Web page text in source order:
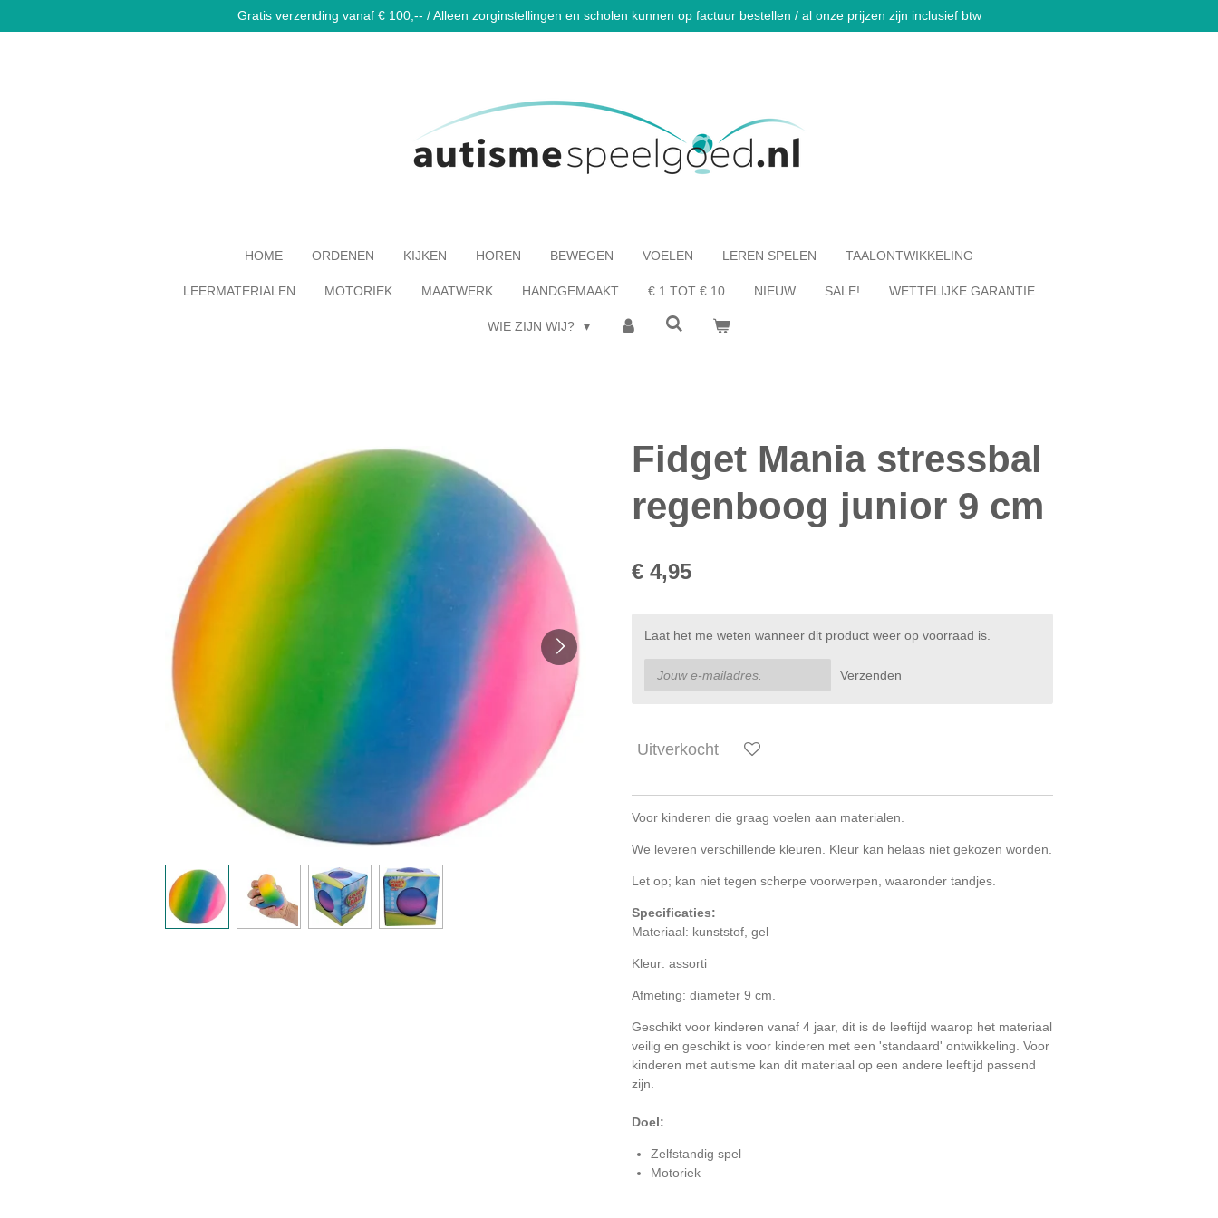
direct
Gratis verzending vanaf € 100,-- / Alleen zorginstellingen en scholen kunnen op factuur bestellen / al onze prijzen zijn inclusief btw
HOME ORDENEN KIJKEN HOREN BEWEGEN VOELEN LEREN SPELEN TAALONTWIKKELING
LEERMATERIALEN MOTORIEK MAATWERK HANDGEMAAKT € 1 TOT € 10 NIEUW SALE! WETTELIJKE GARANTIE
WIE ZIJN WIJ?
Fidget Mania stressbal
regenboog junior 9 cm
€ 4,95
Laat het me weten wanneer dit product weer op voorraad is.
Verzenden
Uitverkocht
Voor kinderen die graag voelen aan materialen.
We leveren verschillende kleuren. Kleur kan helaas niet gekozen worden.
Let op; kan niet tegen scherpe voorwerpen, waaronder tandjes.
Specificaties:
Materiaal: kunststof, gel
Kleur: assorti
Afmeting: diameter 9 cm.
Geschikt voor kinderen vanaf 4 jaar, dit is de leeftijd waarop het materiaal
veilig en geschikt is voor kinderen met een 'standaard' ontwikkeling. Voor
kinderen met autisme kan dit materiaal op een andere leeftijd passend
zijn.
Doel:
Zelfstandig spel
Motoriek